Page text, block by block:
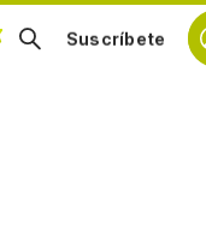
Suscríbete